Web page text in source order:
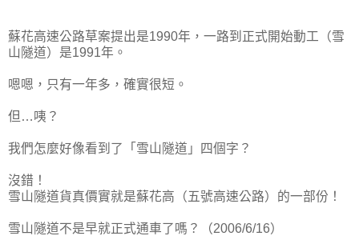
蘇花高速公路草案提出是1990年，一路到正式開始動工（雪
山隧道）是1991年。
嗯嗯，只有一年多，確實很短。
但…咦？
我們怎麼好像看到了「雪山隧道」四個字？
沒錯！
雪山隧道貨真價實就是蘇花高（五號高速公路）的一部份！
雪山隧道不是早就正式通車了嗎？（2006/6/16）